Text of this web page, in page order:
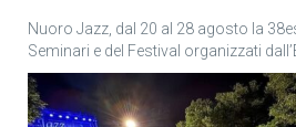
Nuoro Jazz, dal 20 al 28 agosto la
Seminari e del Festival organizzati